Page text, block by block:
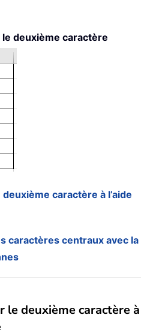
deuxième caractère
caractère à l’aide
caractères centraux avec la
le deuxième caractère à